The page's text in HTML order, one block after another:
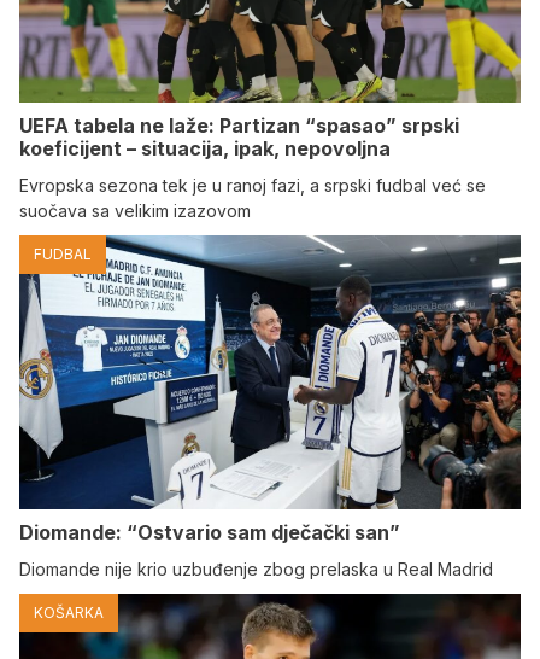
UEFA tabela ne laže: Partizan “spasao” srpski
koeficijent – situacija, ipak, nepovoljna
Evropska sezona tek je u ranoj fazi, a srpski fudbal već se
suočava sa velikim izazovom
FUDBAL
Diomande: “Ostvario sam dječački san”
Diomande nije krio uzbuđenje zbog prelaska u Real Madrid
KOŠARKA